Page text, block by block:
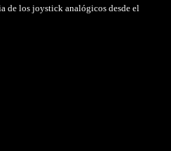
de los joystick analógicos desde el